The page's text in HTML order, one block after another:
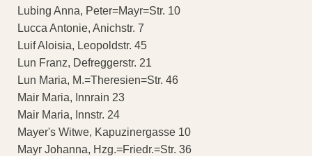
Lubing Anna, Peter=Mayr=Str. 10
Lucca Antonie, Anichstr. 7
Luif Aloisia, Leopoldstr. 45
Lun Franz, Defreggerstr. 21
Lun Maria, M.=Theresien=Str. 46
Mair Maria, Innrain 23
Mair Maria, Innstr. 24
Mayer's Witwe, Kapuzinergasse 10
Mayr Johanna, Hzg.=Friedr.=Str. 36